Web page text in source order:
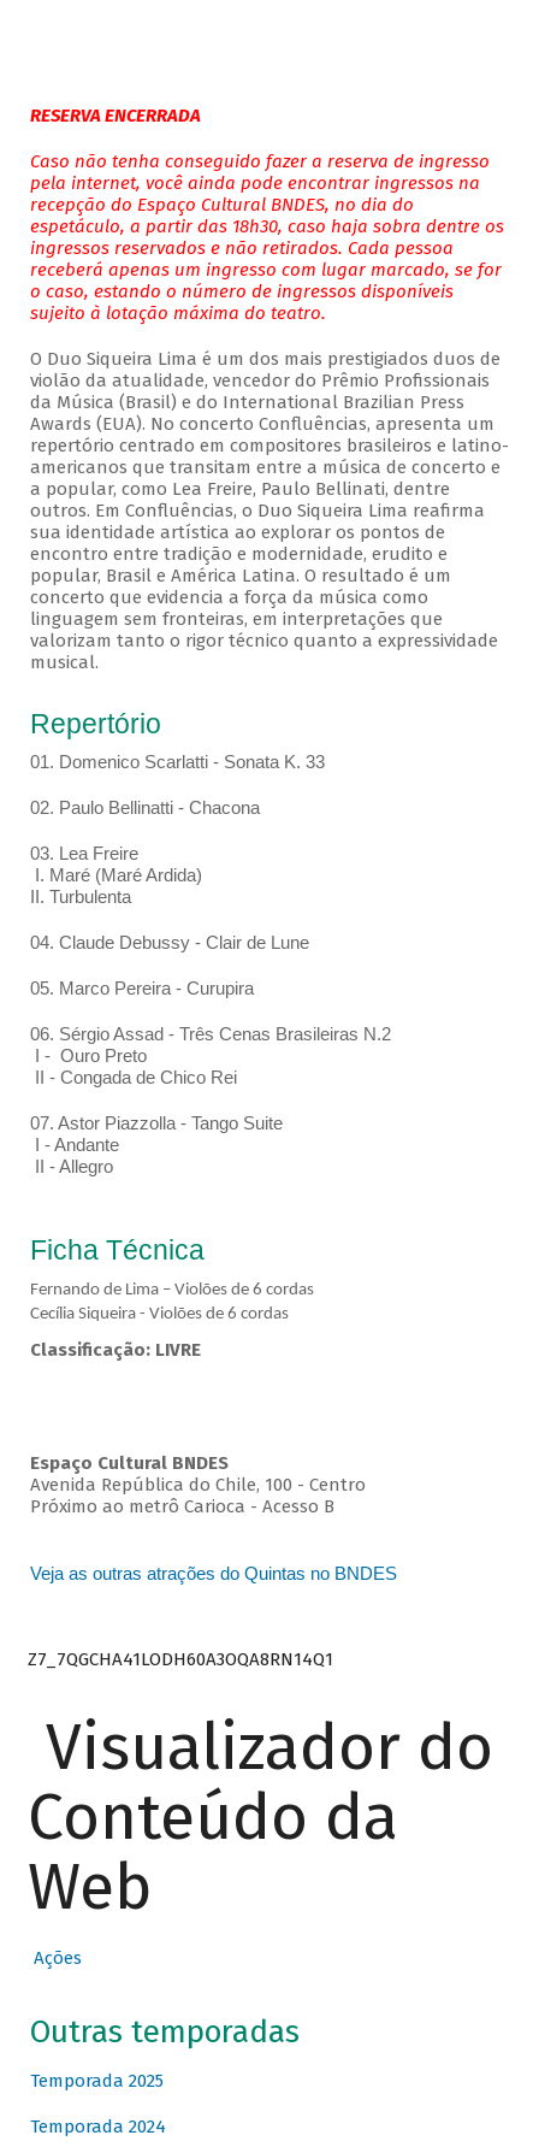
RESERVA ENCERRADA
Caso não tenha conseguido fazer a reserva de ingresso
pela internet, você ainda pode encontrar ingressos na
recepção do Espaço Cultural BNDES, no dia do
espetáculo, a partir das 18h30, caso haja sobra dentre os
ingressos reservados e não retirados. Cada pessoa
receberá apenas um ingresso com lugar marcado, se for
o caso, estando o número de ingressos disponíveis
sujeito à lotação máxima do teatro.
O Duo Siqueira Lima é um dos mais prestigiados duos de
violão da atualidade, vencedor do Prêmio Profissionais
da Música (Brasil) e do International Brazilian Press
Awards (EUA). No concerto Confluências, apresenta um
repertório centrado em compositores brasileiros e latino-
americanos que transitam entre a música de concerto e
a popular, como Lea Freire, Paulo Bellinati, dentre
outros. Em Confluências, o Duo Siqueira Lima reafirma
sua identidade artística ao explorar os pontos de
encontro entre tradição e modernidade, erudito e
popular, Brasil e América Latina. O resultado é um
concerto que evidencia a força da música como
linguagem sem fronteiras, em interpretações que
valorizam tanto o rigor técnico quanto a expressividade
musical.
Repertório
01. Domenico Scarlatti - Sonata K. 33
02. Paulo Bellinatti - Chacona
03. Lea Freire
I. Maré (Maré Ardida)
II. Turbulenta
04. Claude Debussy - Clair de Lune
05. Marco Pereira - Curupira
06. Sérgio Assad - Três Cenas Brasileiras N.2
I - Ouro Preto
II - Congada de Chico Rei
07. Astor Piazzolla - Tango Suite
I - Andante
II - Allegro
Ficha Técnica
Fernando de Lima – Violões de 6 cordas
Cecília Siqueira - Violões de 6 cordas
Classificação: LIVRE
Espaço Cultural BNDES
Avenida República do Chile, 100 - Centro
Próximo ao metrô Carioca - Acesso B
Veja as outras atrações do Quintas no BNDES
Z7_7QGCHA41LODH60A3OQA8RN14Q1
Visualizador do
Conteúdo da
Web
Ações
Outras temporadas
Temporada 2025
Temporada 2024